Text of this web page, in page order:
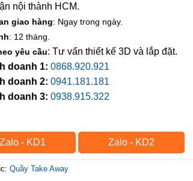
nội thành HCM.
giao hàng: Ngay trong ngày.
: 12 tháng.
yêu cầu: Tư vấn thiết kế 3D và lắp đặt.
doanh 1: 0868.920.921
doanh 2: 0941.181.181
doanh 3: 0938.915.322
Zalo - KD1 Zalo - KD2
Quầy Take Away